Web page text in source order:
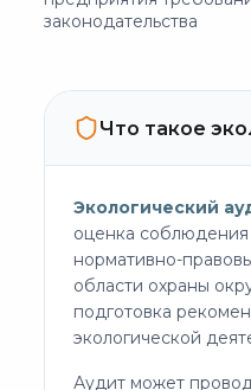
законодательства
Что такое
Экологический
оценка
нормативно-
области охраны
подготовка
экологической
Аудит может